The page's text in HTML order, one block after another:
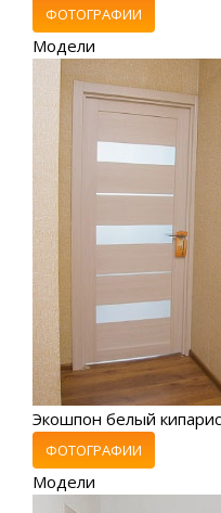
ФОТОГРАФИИ
Модели
Экошпон белый
ФОТОГРАФИИ
Модели